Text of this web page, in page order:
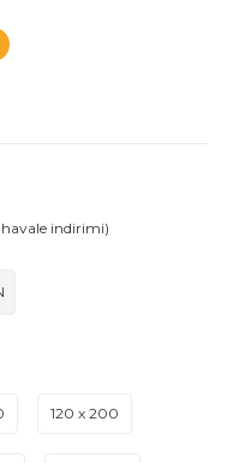
havale indirimi)
120 x 200